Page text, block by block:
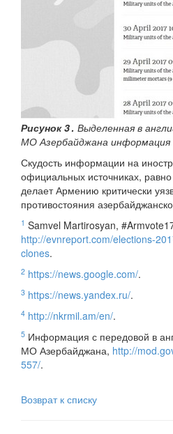
Рисунок 3․ Выделенная в
МО Азербайджана информация
Скудость информации на
официальных источниках,
делает Армению критически
противостояния
1 Samvel Martirosyan,
http://evnreport.com/elections-
clones.
2 https://news.google.com/.
3 https://news.yandex.ru/.
4 http://nkrmil.am/en/.
5 Информация с передовой в
МО Азербайджана, http://
557/.
Возврат к списку